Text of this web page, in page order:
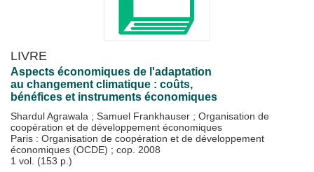
LIVRE
Aspects économiques de l'adaptation
au changement climatique : coûts,
bénéfices et instruments économiques
Shardul Agrawala ; Samuel Frankhauser ; Organisation de
coopération et de développement économiques
Paris : Organisation de coopération et de développement
économiques (OCDE) ; cop. 2008
1 vol. (153 p.)